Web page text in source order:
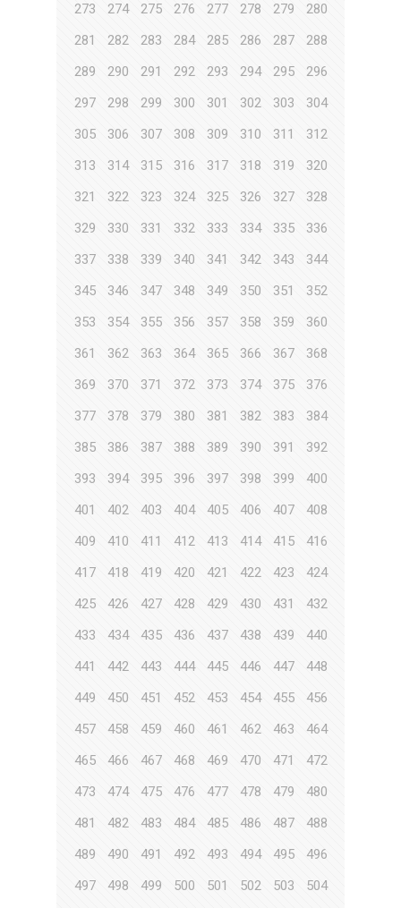
273
274 275 276 277 278 279
280
281
282 283 284 285 286 287
288
289
290 291 292 293 294 295
296
297
298 299 300 301 302 303
304
305
306 307 308 309 310 311
312
313
314 315 316 317 318 319
320
321
322 323 324 325 326 327
328
329
330 331 332 333 334 335
336
337
338 339 340 341 342 343
344
345
346 347 348 349 350 351
352
353
354 355 356 357 358 359
360
361
362 363 364 365 366 367
368
369
370 371 372 373 374 375
376
377
378 379 380 381 382 383
384
385
386 387 388 389 390 391
392
393
394 395 396 397 398 399
400
401
402 403 404 405 406 407
408
409
410 411 412 413 414 415
416
417
418 419 420 421 422 423
424
425
426 427 428 429 430 431
432
433
434 435 436 437 438 439
440
441
442 443 444 445 446 447
448
449
450 451 452 453 454 455
456
457
458 459 460 461 462 463
464
465
466 467 468 469 470 471
472
473
474 475 476 477 478 479
480
481
482 483 484 485 486 487
488
489
490 491 492 493 494 495
496
497
498 499 500 501 502 503
504